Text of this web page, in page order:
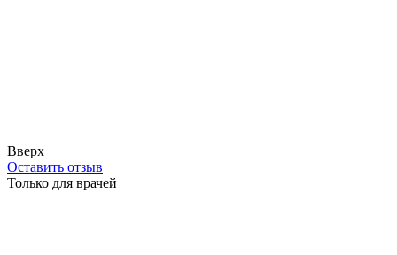
Вверх
Оставить отзыв
Только для врачей